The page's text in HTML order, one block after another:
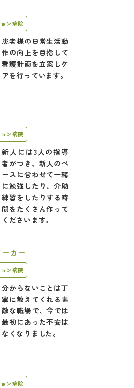
ン病院
患者様の日常生活動
作の向上を目指して
看護計画を立案しケ
アを行っています。
ン病院
新人には3人の指導
者がつき、新人のペ
ースに合わせて一緒
に勉強したり、介助
練習をしたりする時
間をたくさん作って
くださいます。
カー
ン病院
分からないことは丁
寧に教えてくれる素
敵な職場で、今では
最初にあった不安は
なくなりました。
ン病院